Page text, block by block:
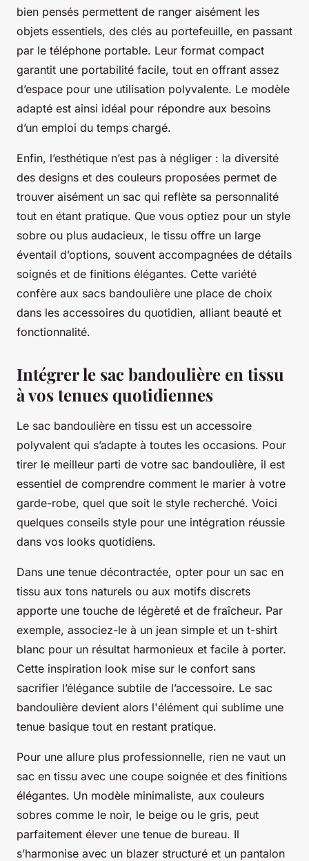
bien pensés permettent de ranger aisément les
objets essentiels, des clés au portefeuille, en passant
par le téléphone portable. Leur format compact
garantit une portabilité facile, tout en offrant assez
d’espace pour une utilisation polyvalente. Le modèle
adapté est ainsi idéal pour répondre aux besoins
d’un emploi du temps chargé.
Enfin, l’esthétique n’est pas à négliger : la diversité
des designs et des couleurs proposées permet de
trouver aisément un sac qui reflète sa personnalité
tout en étant pratique. Que vous optiez pour un style
sobre ou plus audacieux, le tissu offre un large
éventail d’options, souvent accompagnées de détails
soignés et de finitions élégantes. Cette variété
confère aux sacs bandoulière une place de choix
dans les accessoires du quotidien, alliant beauté et
fonctionnalité.
Intégrer le sac bandoulière en tissu
à vos tenues quotidiennes
Le sac bandoulière en tissu est un accessoire
polyvalent qui s’adapte à toutes les occasions. Pour
tirer le meilleur parti de votre sac bandoulière, il est
essentiel de comprendre comment le marier à votre
garde-robe, quel que soit le style recherché. Voici
quelques conseils style pour une intégration réussie
dans vos looks quotidiens.
Dans une tenue décontractée, opter pour un sac en
tissu aux tons naturels ou aux motifs discrets
apporte une touche de légèreté et de fraîcheur. Par
exemple, associez-le à un jean simple et un t-shirt
blanc pour un résultat harmonieux et facile à porter.
Cette inspiration look mise sur le confort sans
sacrifier l’élégance subtile de l’accessoire. Le sac
bandoulière devient alors l'élément qui sublime une
tenue basique tout en restant pratique.
Pour une allure plus professionnelle, rien ne vaut un
sac en tissu avec une coupe soignée et des finitions
élégantes. Un modèle minimaliste, aux couleurs
sobres comme le noir, le beige ou le gris, peut
parfaitement élever une tenue de bureau. Il
s’harmonise avec un blazer structuré et un pantalon